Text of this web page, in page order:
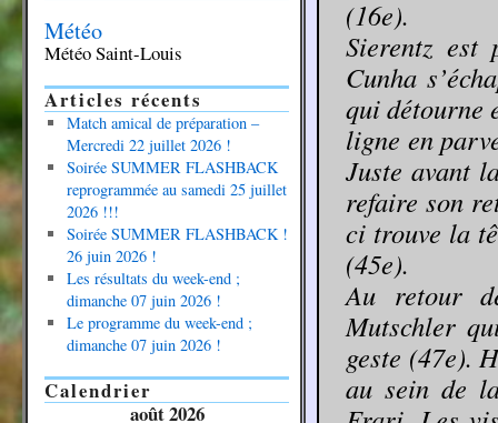
(16e).
Sierentz est
Cunha
qui détourne
ligne en
Juste avant
refaire son
ci trouve la
(45e).
Au retour
Mutschler
geste (47e).
au sein de
Météo
Météo Saint-Louis
Articles récents
Match amical de préparation –
Mercredi 22 juillet 2026 !
Soirée SUMMER FLASHBACK
reprogrammée au samedi 25 juillet
2026 !!!
Soirée SUMMER FLASHBACK !
26 juin 2026 !
Les résultats du week-end ;
dimanche 07 juin 2026 !
Le programme du week-end ;
dimanche 07 juin 2026 !
Calendrier
août 2026